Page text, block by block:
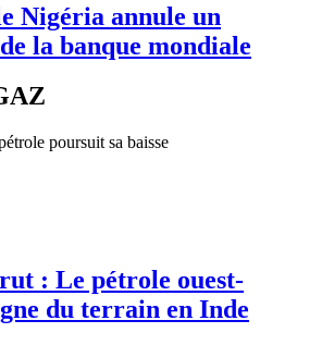
Nigéria annule un
la banque mondiale
: Le pétrole ouest-
du terrain en Inde